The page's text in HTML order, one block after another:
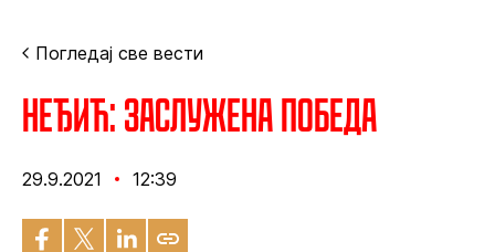
Погледај све вести
Неђић: Заслужена победа
29.9.2021 12:39